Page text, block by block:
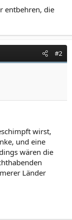
entbehren, die
#2
wirst,
und eine
wären die
Länder